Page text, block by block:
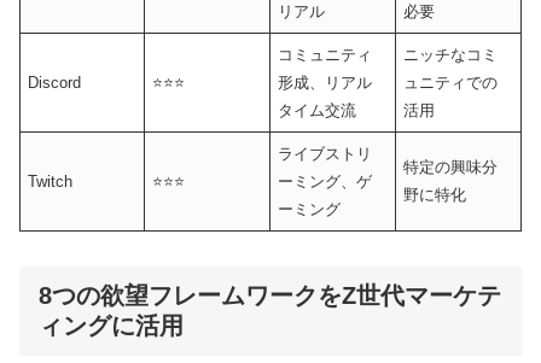
リアル
必要
Discord ⭐⭐⭐
コミュニティ
形成、リアル
タイム交流
ニッチなコミ
ュニティでの
活用
Twitch ⭐⭐⭐
ライブストリ
ーミング、ゲ
ーミング
特定の興味分
野に特化
8つの欲望フレームワークをZ世代マーケテ
ィングに活用